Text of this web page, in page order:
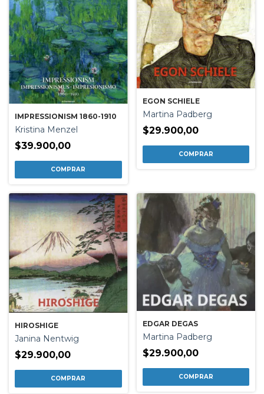
IMPRESSIONISM 1860-1910
Kristina Menzel
$39.900,00
EGON SCHIELE
Martina Padberg
$29.900,00
HIROSHIGE
Janina Nentwig
$29.900,00
EDGAR DEGAS
Martina Padberg
$29.900,00